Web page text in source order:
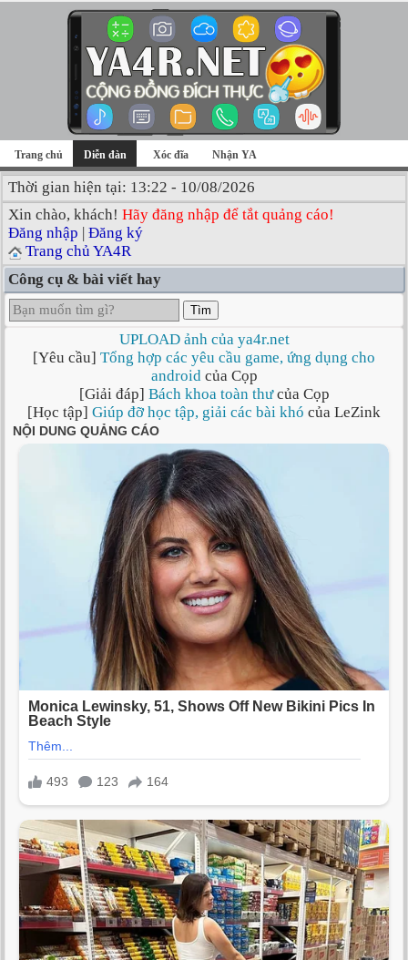
Trang chủ Diễn đàn Xóc đĩa Nhận YA
Thời gian hiện tại: 13:22 - 10/08/2026
Xin chào, khách! Hãy đăng nhập để tắt quảng cáo!
Đăng nhập | Đăng ký
Trang chủ YA4R
Công cụ & bài viết hay
Tìm
UPLOAD ảnh của ya4r.net
[Yêu cầu] Tổng hợp các yêu cầu game, ứng dụng cho
androidcủa Cọp
[Giải đáp] Bách khoa toàn thưcủa Cọp
[Học tập] Giúp đỡ học tập, giải các bài khó của LeZink